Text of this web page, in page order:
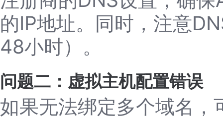
的IP地址。同时，注意
48小时）。
问题二：虚拟主机配置错误
如果无法绑定多个域名